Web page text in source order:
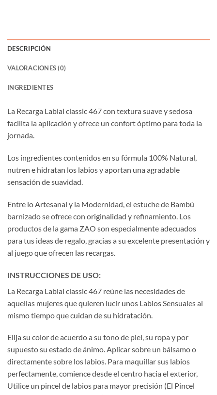
DESCRIPCIÓN
VALORACIONES (0)
INGREDIENTES
La Recarga Labial classic 467 con textura suave y sedosa
facilita la aplicación y ofrece un confort óptimo para toda la
jornada.
Los ingredientes contenidos en su fórmula 100% Natural,
nutren e hidratan los labios y aportan una agradable
sensación de suavidad.
Entre lo Artesanal y la Modernidad, el estuche de Bambú
barnizado se ofrece con originalidad y refinamiento. Los
productos de la gama ZAO son especialmente adecuados
para tus ideas de regalo, gracias a su excelente presentación y
al juego que ofrecen las recargas.
INSTRUCCIONES DE USO:
La Recarga Labial classic 467 reúne las necesidades de
aquellas mujeres que quieren lucir unos Labios Sensuales al
mismo tiempo que cuidan de su hidratación.
Elija su color de acuerdo a su tono de piel, su ropa y por
supuesto su estado de ánimo. Aplicar sobre un bálsamo o
directamente sobre los labios. Para maquillar sus labios
perfectamente, comience desde el centro hacia el exterior,
Utilice un pincel de labios para mayor precisión (El Pincel